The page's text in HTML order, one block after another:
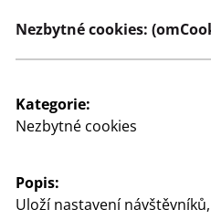
Nezbytné cookies:
Kategorie:
Nezbytné cookies
Popis:
Uloží nastavení